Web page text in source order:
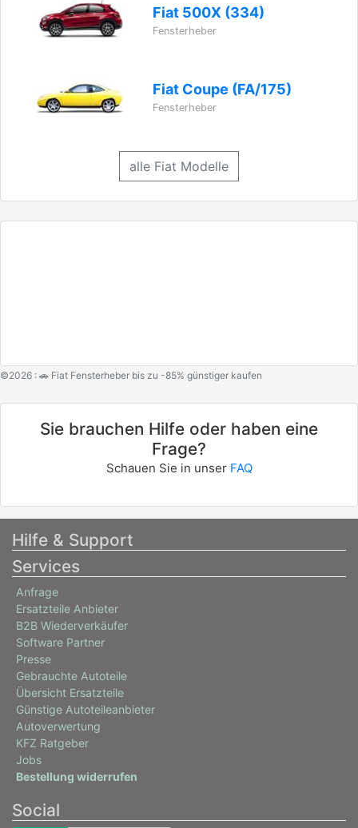
Fiat 500X (334)
Fensterheber
Fiat Coupe (FA/175)
Fensterheber
alle Fiat Modelle
©2026 : 🚗 Fiat Fensterheber bis zu -85% günstiger kaufen
Sie brauchen Hilfe oder haben eine
Frage?
Schauen Sie in unser FAQ
Hilfe & Support
Services
Anfrage
Ersatzteile Anbieter
B2B Wiederverkäufer
Software Partner
Presse
Gebrauchte Autoteile
Übersicht Ersatzteile
Günstige Autoteileanbieter
Autoverwertung
KFZ Ratgeber
Jobs
Bestellung widerrufen
Social